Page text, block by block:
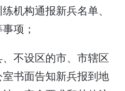
机构通报新兵名单、
项；
、不设区的市、市辖区
书面告知新兵报到地